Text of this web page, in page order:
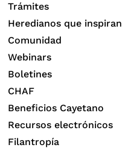
Trámites
Heredianos que inspiran
Comunidad
Webinars
Boletines
CHAF
Beneficios Cayetano
Recursos electrónicos
Filantropía